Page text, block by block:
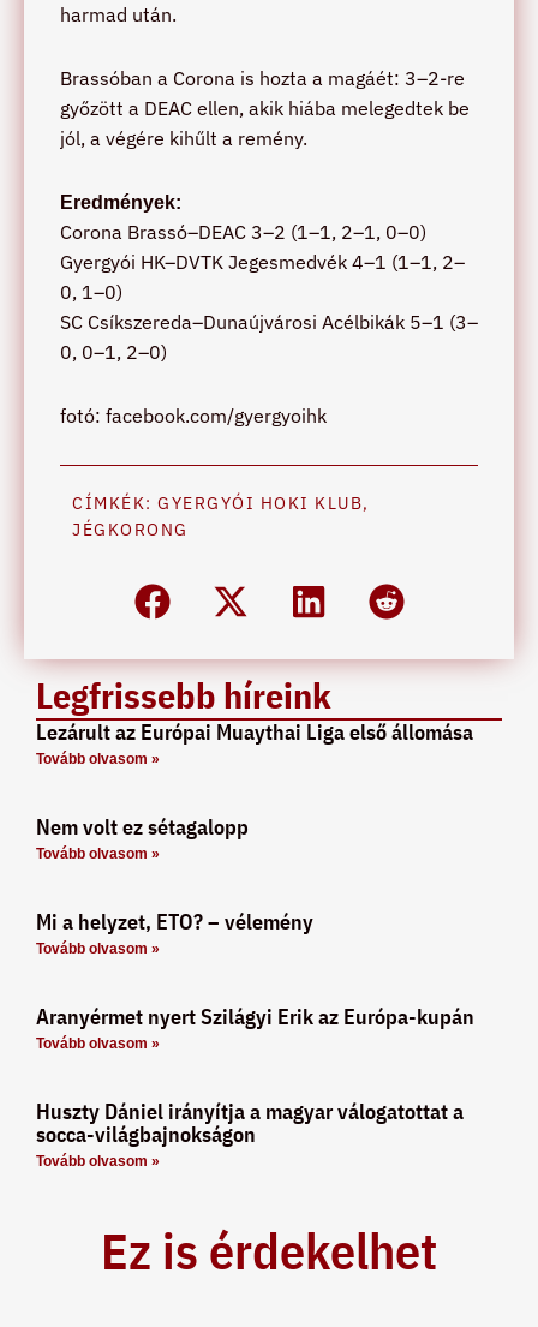
Legfrissebb híreink
Lezárult az Európai Muaythai Liga első állomása
Tovább olvasom »
Nem volt ez sétagalopp
Tovább olvasom »
Mi a helyzet, ETO? – vélemény
Tovább olvasom »
Aranyérmet nyert Szilágyi Erik az Európa-kupán
Tovább olvasom »
Huszty Dániel irányítja a magyar válogatottat a
socca-világbajnokságon
Tovább olvasom »
harmad után.
Brassóban a Corona is hozta a magáét: 3–2-re
győzött a DEAC ellen, akik hiába melegedtek be
jól, a végére kihűlt a remény.
Eredmények:
Corona Brassó–DEAC 3–2 (1–1, 2–1, 0–0)
Gyergyói HK–DVTK Jegesmedvék 4–1 (1–1, 2–
0, 1–0)
SC Csíkszereda–Dunaújvárosi Acélbikák 5–1 (3–
0, 0–1, 2–0)
fotó: facebook.com/gyergyoihk
CÍMKÉK: GYERGYÓI HOKI KLUB,
JÉGKORONG
Ez is érdekelhet